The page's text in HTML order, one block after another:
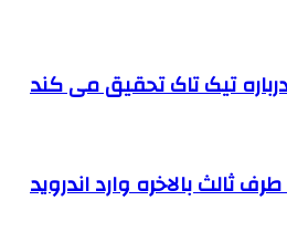
تیک تاک تحقیق می کند
ثالث بالاخره وارد اندروید